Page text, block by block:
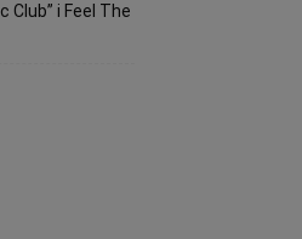
Club” i Feel The